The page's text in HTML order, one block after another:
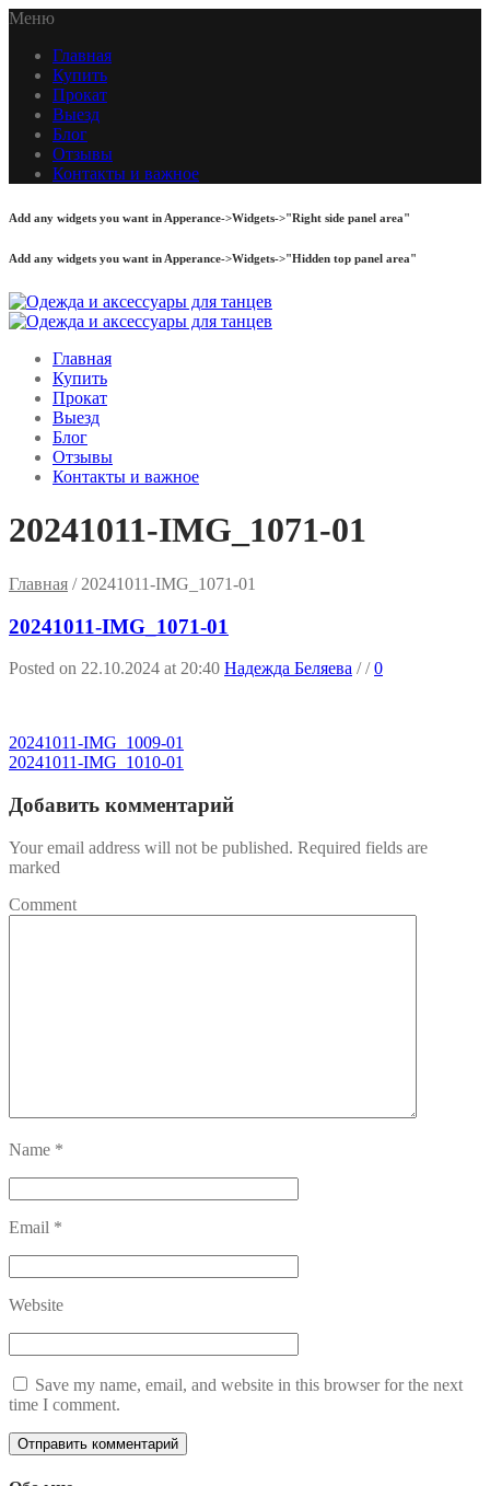
Меню
Главная
Купить
Прокат
Выезд
Блог
Отзывы
Контакты и важное
Add any widgets you want in Apperance->Widgets->"Right side panel area"
Add any widgets you want in Apperance->Widgets->"Hidden top panel area"
Главная
Купить
Прокат
Выезд
Блог
Отзывы
Контакты и важное
20241011-IMG_1071-01
Главная / 20241011-IMG_1071-01
20241011-IMG_1071-01
Posted on 22.10.2024 at 20:40 Надежда Беляева //0
20241011-IMG_1009-01
20241011-IMG_1010-01
Добавить комментарий
Your email address will not be published. Required fields are
marked
Comment
Name *
Email *
Website
Save my name, email, and website in this browser for the next
time I comment.